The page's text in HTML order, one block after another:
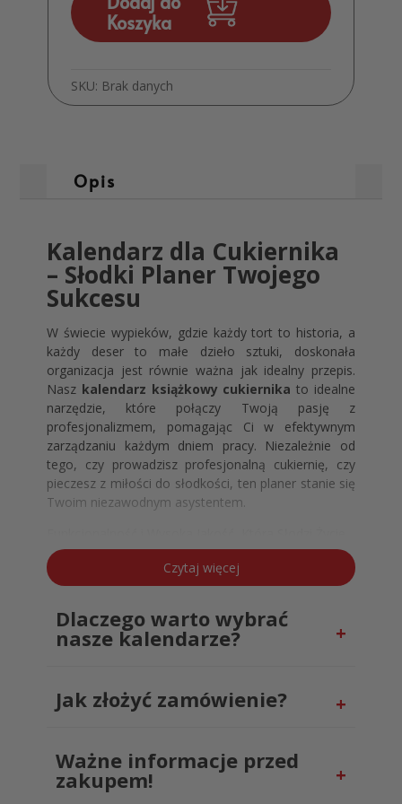
Słodki
Koszyka
SKU: Brak danych
Opis
Kalendarz dla Cukiernika
– Słodki Planer Twojego
Sukcesu
W świecie wypieków, gdzie każdy tort to historia, a
każdy deser to małe dzieło sztuki, doskonała
organizacja jest równie ważna jak idealny przepis.
Nasz kalendarz książkowy cukiernika to idealne
narzędzie, które połączy Twoją pasję z
profesjonalizmem, pomagając Ci w efektywnym
zarządzaniu każdym dniem pracy. Niezależnie od
tego, czy prowadzisz profesjonalną cukiernię, czy
pieczesz z miłości do słodkości, ten planer stanie się
Twoim niezawodnym asystentem.
Ten kalendarz w formacie A5 z układem dziennym
został zaprojektowany z myślą o szczegółach, tak
dużo miejsca na notowanie zamówień, planowanie
produkcji, zapisywanie nowych przepisów czy
na intensywne użytkowanie w kuchni. To narzędzie,
które nie tylko pomoże Ci utrzymać porządek, ale
arcydzieł.
Personalizacja, która Smakuje Wyjątkowo
Czytaj więcej
Dlaczego warto wybrać
nasze kalendarze?
Jak złożyć zamówienie?
Ważne informacje przed
zakupem!